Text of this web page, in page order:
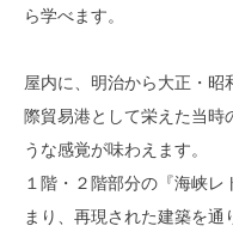
ら学べます。
屋内に、明治から大正・昭
際貿易港として栄えた当時
うな感覚が味わえます。
１階・２階部分の『海峡
まり、再現された建築を通